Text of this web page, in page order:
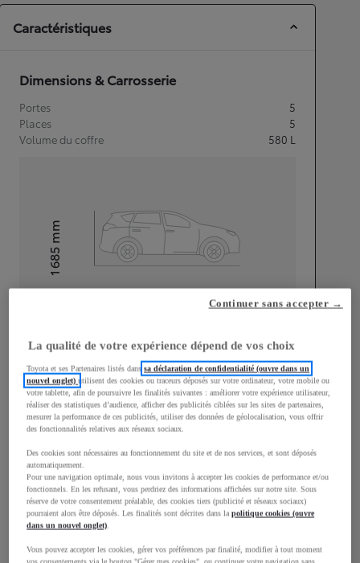
Caractéristiques
Dimensions & Carrosserie
Portes
5
Places
5
Volume du coffre
580 L
Hauteur1 685
mm
Largeur
1 855mm
Consommation mixte
Consommation mixte
La qualité de votre expérience dépend de vos choix
Toyota et ses Partenaires listés danssa déclaration de confidentialité (ouvre dans un
nouvel onglet)utilisent des cookies ou traceurs déposés sur votre ordinateur, votre mobile ou
votre tablette, afin de poursuivre les finalités suivantes : améliorer votre expérience utilisateur,
réaliser des statistiques d’audience, afficher des publicités ciblées sur les sites de partenaires,
mesurer la performance de ces publicités, utiliser des données de géolocalisation, vous offrir
des fonctionnalités relatives aux réseaux sociaux.
Des cookies sont nécessaires au fonctionnement du site et de nos services, et sont déposés
automatiquement.
Pour une navigation optimale, nous vous invitons à accepter les cookies de performance et/ou
fonctionnels. En les refusant, vous perdriez des informations affichées sur notre site. Sous
réserve de votre consentement préalable, des cookies tiers (publicité et réseaux sociaux)
pourraient alors être déposés. Les finalités sont décrites dans lapolitique cookies (ouvre
dans un nouvel onglet).
Vous pouvez accepter les cookies, gérer vos préférences par finalité, modifier à tout moment
Continuer sans accepter →